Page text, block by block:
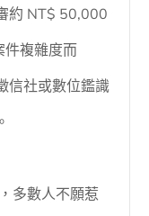
約 NT$ 50,000
複雜度而
信社或數位鑑識
多數人不願惹